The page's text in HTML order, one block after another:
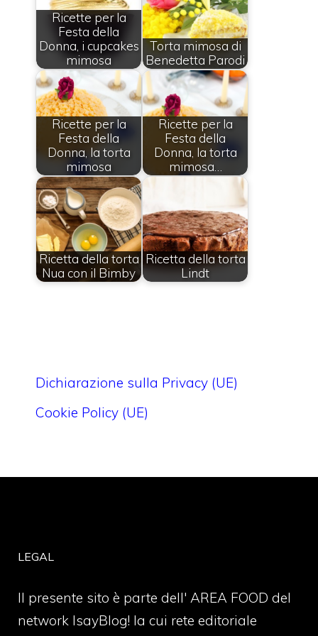
Ricette per la
Festa della
Donna, i cupcakes
mimosa
Torta mimosa di
Benedetta Parodi
Ricette per la
Festa della
Donna, la torta
mimosa
Ricette per la
Festa della
Donna, la torta
mimosa…
Ricetta della torta
Nua con il Bimby
Ricetta della torta
Lindt
Dichiarazione sulla Privacy (UE)
Cookie Policy (UE)
LEGAL
Il presente sito è parte dell' AREA FOOD del
network IsayBlog! la cui rete editoriale